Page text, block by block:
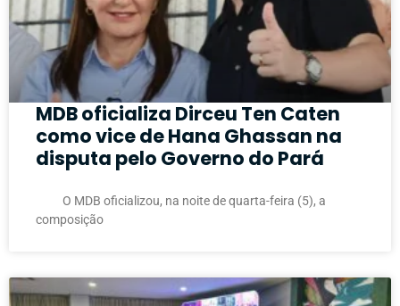
MDB oficializa Dirceu Ten Caten
como vice de Hana Ghassan na
disputa pelo Governo do Pará
O MDB oficializou, na noite de quarta-feira (5), a
composição